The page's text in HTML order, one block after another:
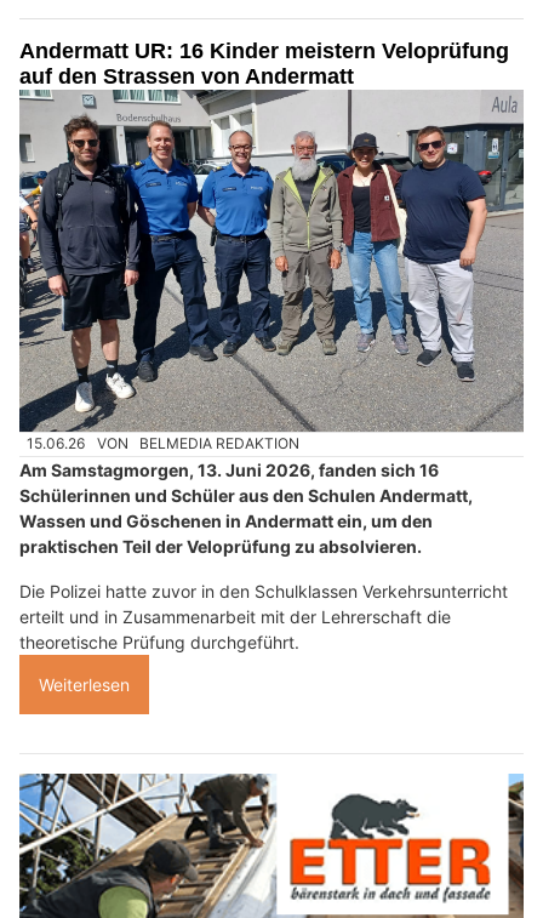
Andermatt UR: 16 Kinder meistern Veloprüfung
auf den Strassen von Andermatt
15.06.26 VON BELMEDIA REDAKTION
Am Samstagmorgen, 13. Juni 2026, fanden sich 16
Schülerinnen und Schüler aus den Schulen Andermatt,
Wassen und Göschenen in Andermatt ein, um den
praktischen Teil der Veloprüfung zu absolvieren.
Die Polizei hatte zuvor in den Schulklassen Verkehrsunterricht
erteilt und in Zusammenarbeit mit der Lehrerschaft die
theoretische Prüfung durchgeführt.
Weiterlesen